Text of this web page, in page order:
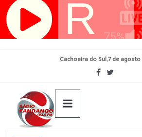
Pular
para
Cachoeira do Sul,7 de